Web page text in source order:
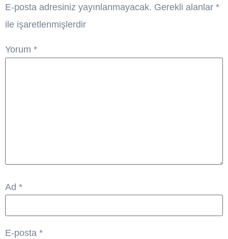
E-posta adresiniz yayınlanmayacak. Gerekli alanlar *
ile işaretlenmişlerdir
Yorum *
Ad *
E-posta *